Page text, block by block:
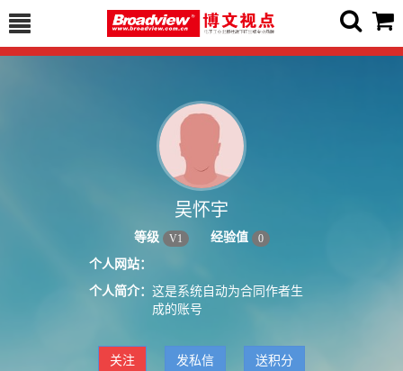
吴怀宇
等级 V1 经验值 0
个人网站：
个人简介： 这是系统自动为合同作者生
成的账号
关注 发私信 送积分